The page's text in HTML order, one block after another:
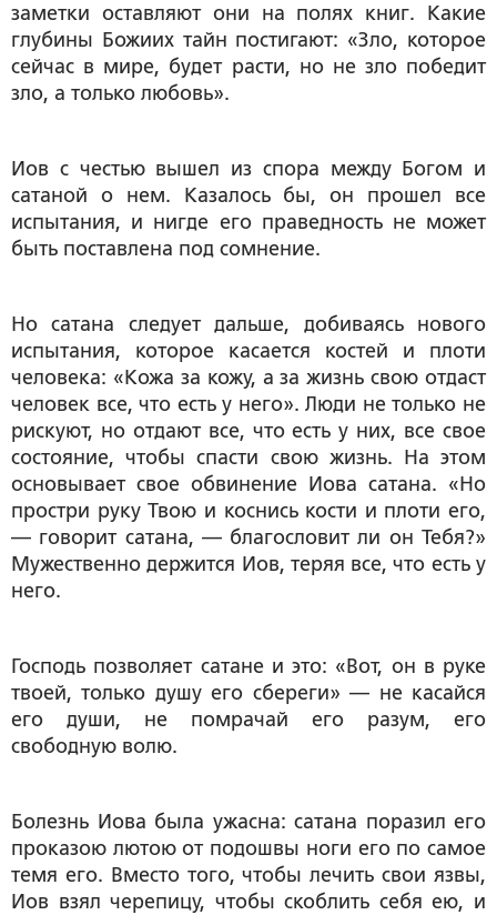
заметки оставляют они на полях книг. Какие
глубины Божиих тайн постигают: «Зло, которое
сейчас в мире, будет расти, но не зло победит
зло, а только любовь».
Иов с честью вышел из спора между Богом и
сатаной о нем. Казалось бы, он прошел все
испытания, и нигде его праведность не может
быть поставлена под сомнение.
Но сатана следует дальше, добиваясь нового
испытания, которое касается костей и плоти
человека: «Кожа за кожу, а за жизнь свою отдаст
человек все, что есть у него». Люди не только не
рискуют, но отдают все, что есть у них, все свое
состояние, чтобы спасти свою жизнь. На этом
основывает свое обвинение Иова сатана. «Но
простри руку Твою и коснись кости и плоти его,
— говорит сатана, — благословит ли он Тебя?»
Мужественно держится Иов, теряя все, что есть у
него.
Господь позволяет сатане и это: «Вот, он в руке
твоей, только душу его сбереги» — не касайся
его души, не помрачай его разум, его
свободную волю.
Болезнь Иова была ужасна: сатана поразил его
проказою лютою от подошвы ноги его по самое
темя его. Вместо того, чтобы лечить свои язвы,
Иов взял черепицу, чтобы скоблить себя ею, и